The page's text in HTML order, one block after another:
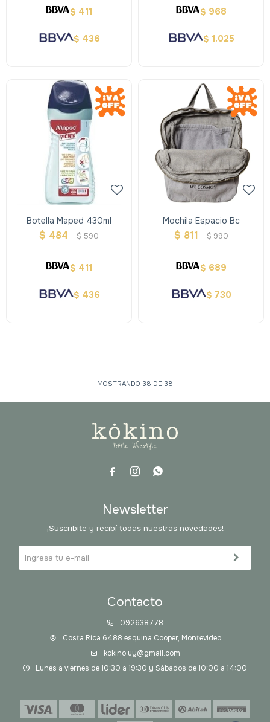
$ 411
$ 436
$ 968
$ 1.025
Botella Maped 430ml
$ 484 $ 590
$ 411
$ 436
Mochila Espacio Bc
$ 811 $990
$ 689
$ 730
MOSTRANDO 38 DE 38
  
Contacto
092638778
Costa Rica 6488 esquina Cooper, Montevideo
kokino.uy@gmail.com
Lunes a viernes de 10:30 a 19:30 y Sábados de 10:00 a 14:00
Newsletter
¡Suscribite y recibí todas nuestras novedades!